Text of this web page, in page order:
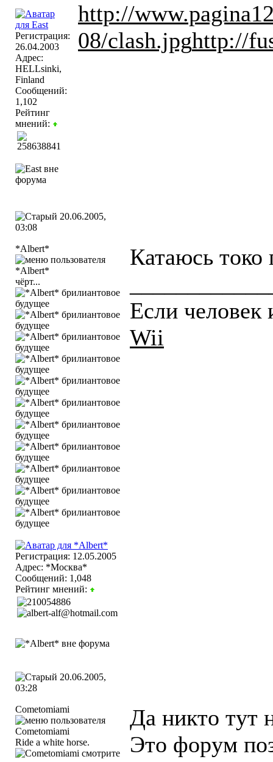
Регистрация:
26.04.2003
Адрес:
HELLsinki,
Finland
Сообщений:
1,102
Рейтинг
мнений:
http://
08/clash.jpghttp://
20.06.2005,
03:08
*Albert*
чёрт...
Регистрация: 12.05.2005
Адрес: *Москва*
Сообщений: 1,048
Рейтинг мнений:
Катаюсь
Если человек
Wii
20.06.2005,
03:28
Cometomiami
Ride a white horse.
Да никто тут
Это форум